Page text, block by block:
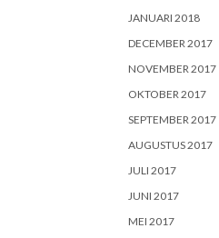
JANUARI 2018
DECEMBER 2017
NOVEMBER 2017
OKTOBER 2017
SEPTEMBER 2017
AUGUSTUS 2017
JULI 2017
JUNI 2017
MEI 2017